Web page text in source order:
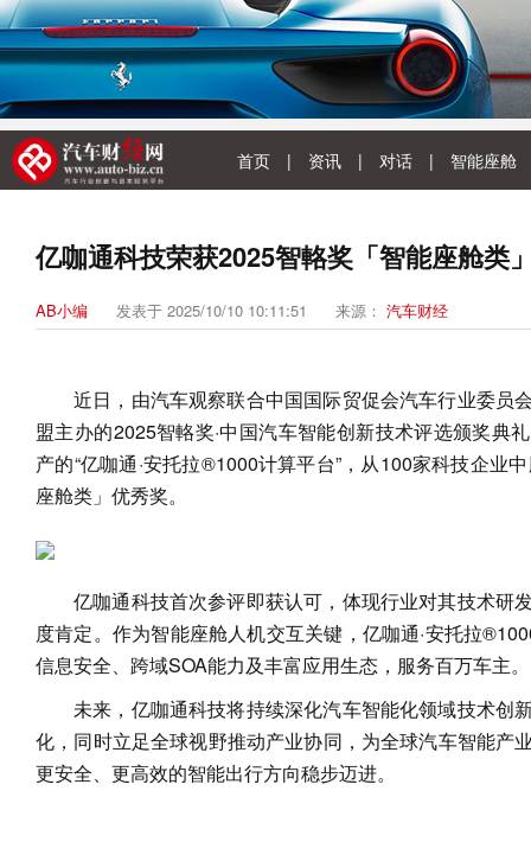
首页 | 资讯 | 对话 | 智能座舱
亿咖通科技荣获2025智輅奖「智能座舱类
AB小编 发表于 2025/10/10 10:11:51 来源： 汽车财经
近日，由汽车观察联合中国国际贸促会汽车行业委员
盟主办的2025智輅奖·中国汽车智能创新技术评选颁奖典
产的“亿咖通·安托拉®1000计算平台”，从100家科技企业
座舱类」优秀奖。
亿咖通科技首次参评即获认可，体现行业对其技术研
度肯定。作为智能座舱人机交互关键，亿咖通·安托拉
信息安全、跨域SOA能力及丰富应用生态，服务百万车主。
未来，亿咖通科技将持续深化汽车智能化领域技术创
化，同时立足全球视野推动产业协同，为全球汽车智能产
更安全、更高效的智能出行方向稳步迈进。